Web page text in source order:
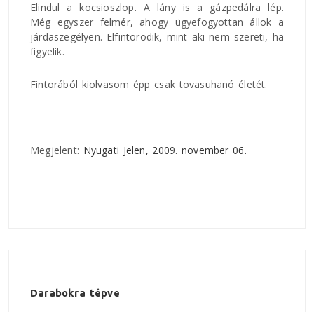
Elindul a kocsioszlop. A lány is a gázpedálra lép.
Még egyszer felmér, ahogy ügyefogyottan állok a
járdaszegélyen. Elfintorodik, mint aki nem szereti, ha
figyelik.
Fintorából kiolvasom épp csak tovasuhanó életét.
Megjelent: Nyugati Jelen, 2009. november 06.
Darabokra tépve